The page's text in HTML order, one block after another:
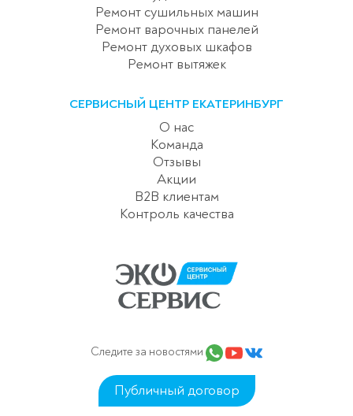
Ремонт сушильных машин
Ремонт варочных панелей
Ремонт духовых шкафов
Ремонт вытяжек
СЕРВИСНЫЙ ЦЕНТР ЕКАТЕРИНБУРГ
О нас
Команда
Отзывы
Акции
B2B клиентам
Контроль качества
Следите за новостями
Публичный договор